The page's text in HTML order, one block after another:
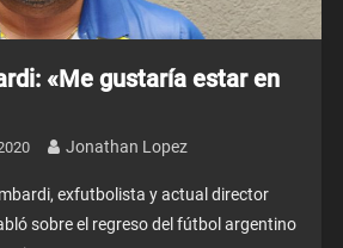
«Me gustaría estar en
Jonathan Lopez
exfutbolista y actual director
sobre el regreso del fútbol argentino